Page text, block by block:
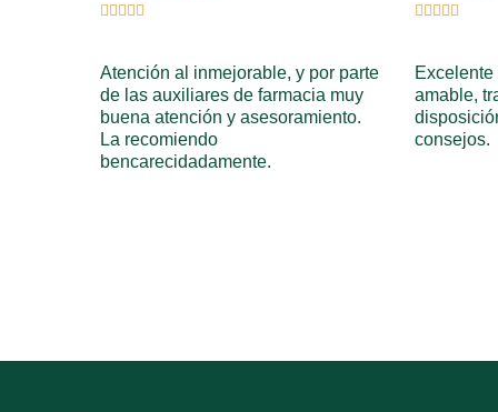

Atención al inmejorable, y por parte
de las auxiliares de farmacia muy
buena atención y asesoramiento.
La recomiendo
bencarecidadamente.

amable,
consejos.